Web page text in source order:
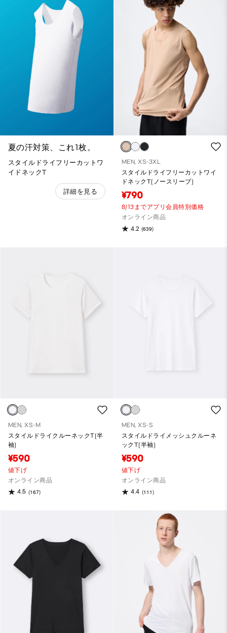
夏の汗対策、これ1枚。​
スタイルドライフリーカットワ
イドネックT
詳細を見る
MEN, XS-3XL
スタイルドライフリーカットワイ
ドネックT(ノースリーブ)
¥790
8/13までアプリ会員特別価格
オンライン商品
4.2 (639)
MEN, XS-M
スタイルドライクルーネックT(半
袖)
¥590
値下げ
オンライン商品
4.5 (167)
MEN, XS-S
スタイルドライメッシュクルーネ
ックT(半袖)
¥590
値下げ
オンライン商品
4.4 (111)